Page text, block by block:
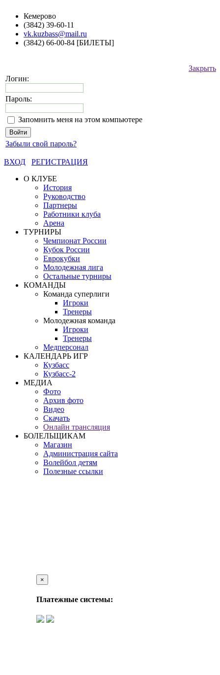
Кемерово
(3842) 39-60-11
vk.kuzbass@mail.ru
(3842) 66-00-84 [БИЛЕТЫ]
Закрыть
Логин:
Пароль:
Запомнить меня на этом компьютере
Забыли свой пароль?
ВХОД
РЕГИСТРАЦИЯ
О КЛУБЕ
История
Руководство
Партнеры
Работники клуба
Арена
ТУРНИРЫ
Чемпионат России
Кубок России
Еврокубки
Молодежная лига
Остальные турниры
КОМАНДЫ
Команда суперлиги
Игроки
Тренеры
Молодежная команда
Игроки
Тренеры
Медперсонал
КАЛЕНДАРЬ ИГР
Кузбасс
Кузбасс-2
МЕДИА
Фото
Архив фото
Видео
Скачать
Онлайн трансляция
БОЛЕЛЬЩИКАМ
Магазин
Администрация сайта
Волейбол детям
Полезные ссылки
×
Платежные системы: